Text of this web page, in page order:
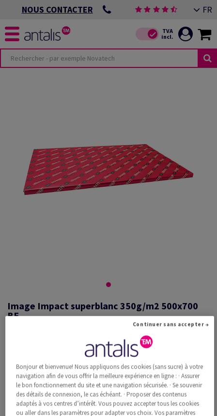
NOUS CONTACTER FR
Image Impact superblanc 350g/m2 500x700
BE
Image, Impact, superblanc, sans bois ECF, 350g/m2, 500mm x 700mm,
BE, Paquet de 100 feuilles, FSC Mix Credit
Information additionnelle
Recommander ce produit
Bonjour et bienvenue! Nous appliquons des cookies (sans sucre) à votre
navigation afin de vous offrir la meilleure expérience en ligne : · Assurer
le bon fonctionnement du site et une navigation sécurisée. · Se souvenir
des détails de connexion, le cas échéant. · Proposer des contenus
adaptés à vos centres d’intérêt. Vous pouvez accepter tous les cookies
ou aller dans les paramètres pour adapter vos choix. Vos paramètres
Continuer sans accepter →